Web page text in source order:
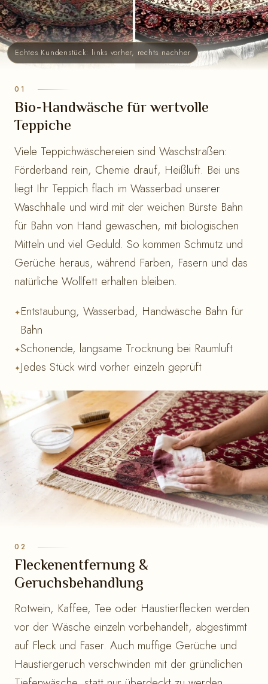
Echtes Kundenstück: links vorher, rechts nachher
Bio-Handwäsche für wertvolle
Teppiche
Viele Teppichwäschereien sind Waschstraßen:
Förderband rein, Chemie drauf, Heißluft. Bei uns
liegt Ihr Teppich flach im Wasserbad unserer
Waschhalle und wird mit der weichen Bürste Bahn
für Bahn von Hand gewaschen, mit biologischen
Mitteln und viel Geduld. So kommen Schmutz und
Gerüche heraus, während Farben, Fasern und das
natürliche Wollfett erhalten bleiben.
Entstaubung, Wasserbad, Handwäsche Bahn für
Bahn
Schonende, langsame Trocknung bei Raumluft
Jedes Stück wird vorher einzeln geprüft
Fleckenentfernung &
Geruchsbehandlung
Rotwein, Kaffee, Tee oder Haustierflecken werden
vor der Wäsche einzeln vorbehandelt, abgestimmt
auf Fleck und Faser. Auch muffige Gerüche und
Haustiergeruch verschwinden mit der gründlichen